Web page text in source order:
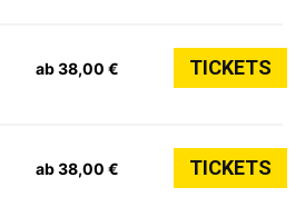
ab 38,00 € TICKETS
ab 38,00 € TICKETS